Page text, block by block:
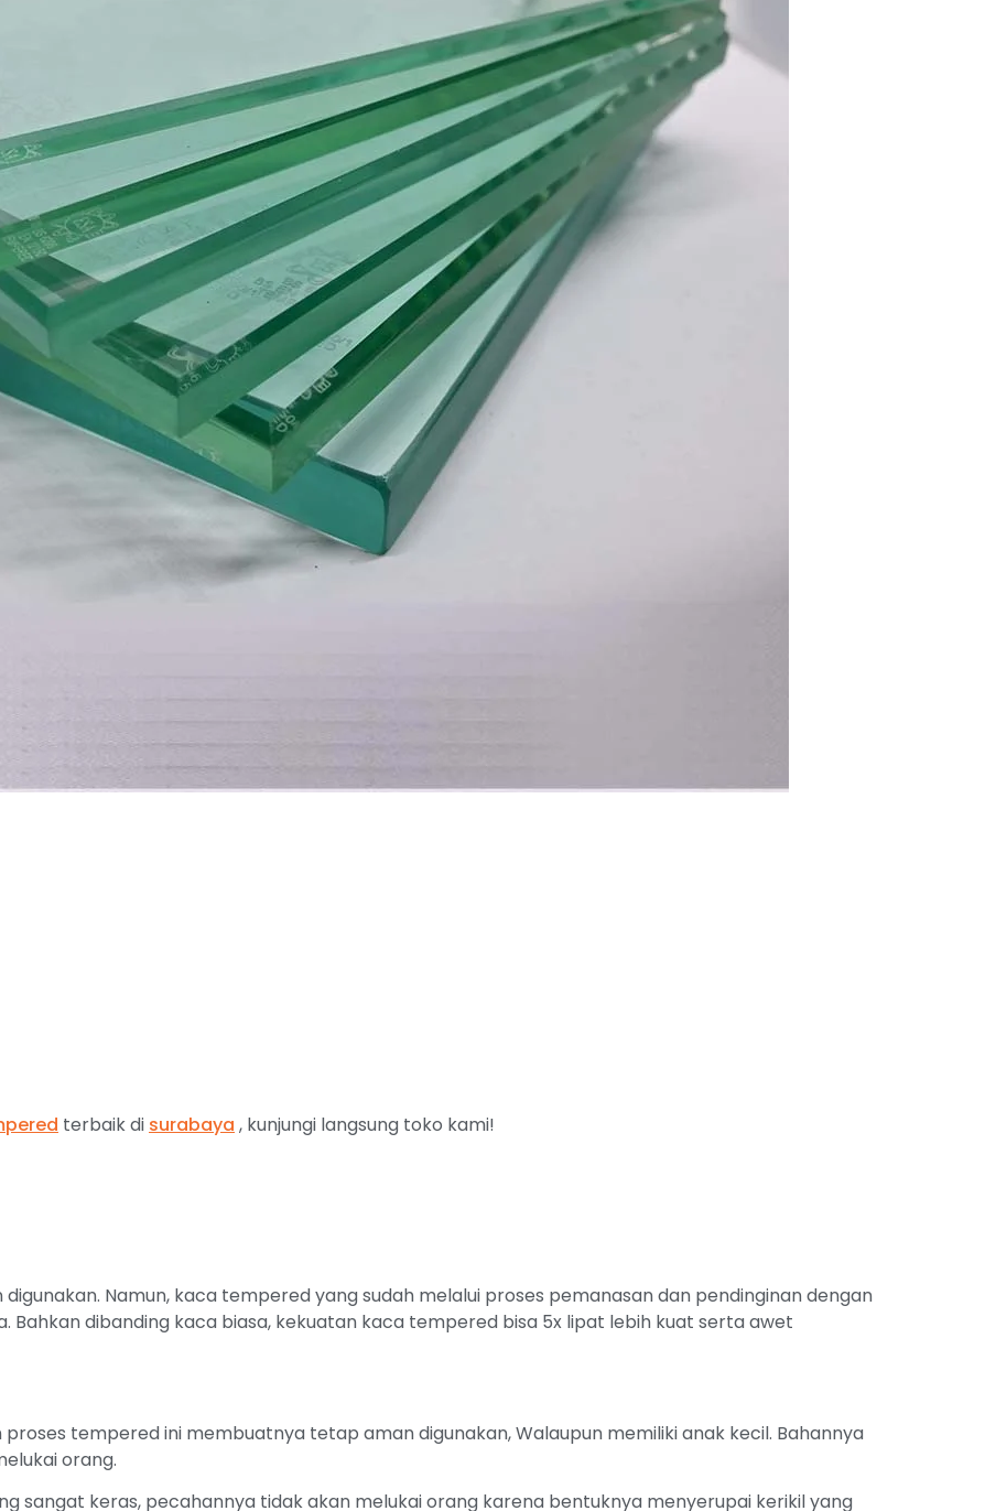
terbaik di surabaya , kunjungi langsung toko kami!
Namun, kaca tempered yang sudah melalui proses pemanasan dan pendinginan dengan
Bahkan dibanding kaca biasa, kekuatan kaca tempered bisa 5x lipat lebih kuat serta awet
tempered ini membuatnya tetap aman digunakan, Walaupun memiliki anak kecil. Bahannya
orang.
sangat keras, pecahannya tidak akan melukai orang karena bentuknya menyerupai kerikil yang